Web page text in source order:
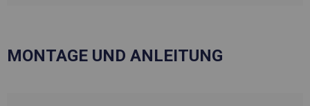
MONTAGE UND ANLEITUNG